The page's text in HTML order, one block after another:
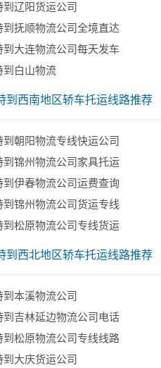
到辽阳货运公司
到抚顺物流公司全境直达
到大连物流公司每天发车
到白山物流
到西南地区轿车托运线路推荐
到朝阳物流专线快运公司
到锦州物流公司家具托运
到伊春物流公司运费查询
到锦州物流公司货运专线
到松原物流公司专线货运
到西北地区轿车托运线路推荐
到本溪物流公司
到吉林延边物流公司电话
到松原物流公司专线线路
到大庆货运公司